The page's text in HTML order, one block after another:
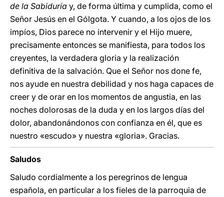
de la Sabiduría y, de forma última y cumplida, como el
Señor Jesús en el Gólgota. Y cuando, a los ojos de los
impíos, Dios parece no intervenir y el Hijo muere,
precisamente entonces se manifiesta, para todos los
creyentes, la verdadera gloria y la realización
definitiva de la salvación. Que el Señor nos done fe,
nos ayude en nuestra debilidad y nos haga capaces de
creer y de orar en los momentos de angustia, en las
noches dolorosas de la duda y en los largos días del
dolor, abandonándonos con confianza en él, que es
nuestro «escudo» y nuestra «gloria». Gracias.
Saludos
Saludo cordialmente a los peregrinos de lengua
española, en particular a los fieles de la parroquia de